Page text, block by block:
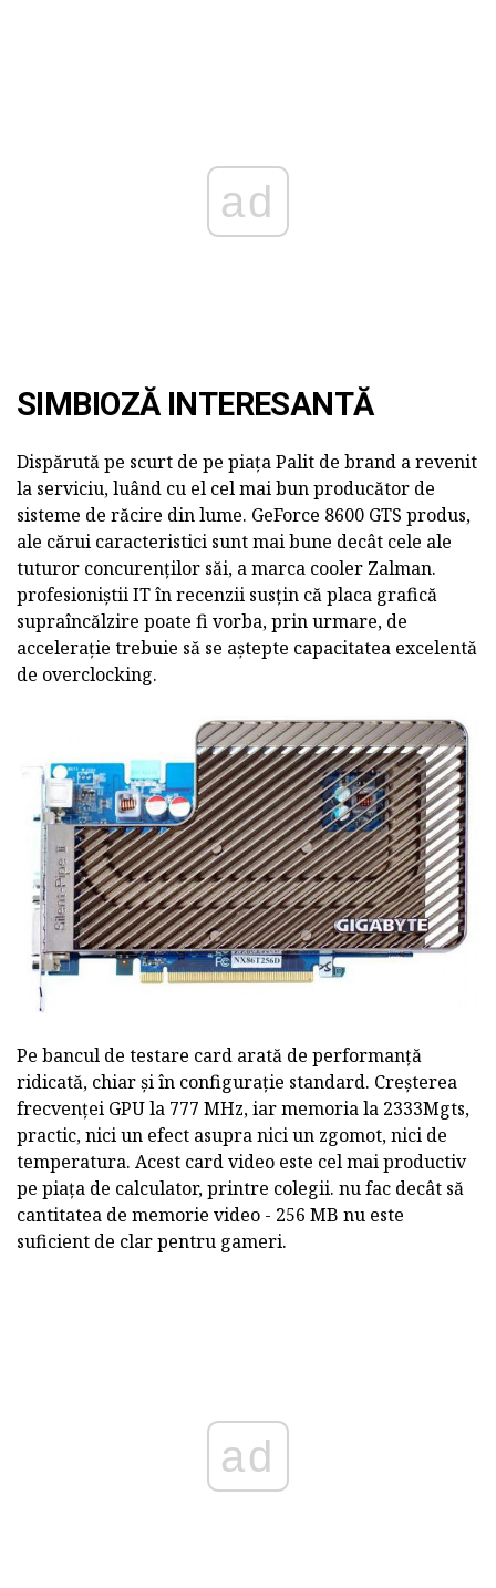
ad
SIMBIOZĂ INTERESANTĂ
Dispărută pe scurt de pe piața Palit de brand a revenit
la serviciu, luând cu el cel mai bun producător de
sisteme de răcire din lume. GeForce 8600 GTS produs,
ale cărui caracteristici sunt mai bune decât cele ale
tuturor concurenților săi, a marca cooler Zalman.
profesioniștii IT în recenzii susțin că placa grafică
supraîncălzire poate fi vorba, prin urmare, de
accelerație trebuie să se aștepte capacitatea excelentă
de overclocking.
Pe bancul de testare card arată de performanță
ridicată, chiar și în configurație standard. Creșterea
frecvenței GPU la 777 MHz, iar memoria la 2333Mgts,
practic, nici un efect asupra nici un zgomot, nici de
temperatura. Acest card video este cel mai productiv
pe piața de calculator, printre colegii. nu fac decât să
cantitatea de memorie video - 256 MB nu este
suficient de clar pentru gameri.
ad